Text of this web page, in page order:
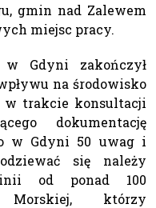
gmin nad Zalewem
miejsc pracy.
Gdyni zakończył
na środowisko
w trakcie konsultacji
dokumentację
w Gdyni 50 uwag i
się należy
od ponad 100
którzy